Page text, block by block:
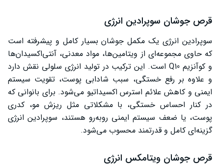
قرص جوشان سوپرادین انرژی
سوپرادین انرژی یک مکمل جوشان بسیار کامل و پیشرفته است
که حاوی مجموعه‌ای از ویتامین‌ها، مواد معدنی، آنتی‌اکسیدان‌ها
و کوآنزیم Q10 است. این ترکیب در تولید انرژی سلولی نقش دارد
و علاوه بر رفع خستگی، سبب شادابی پوست، تقویت سیستم
ایمنی و کاهش علائم استرس اکسیداتیو می‌شود. برای بانوانی که
در کنار احساس خستگی، با مشکلاتی مثل ریزش مو، کدری
پوست، یا ضعف سیستم ایمنی روبه‌رو هستند، سوپرادین انرژی
گزینه‌ای کامل و قدرتمند محسوب می‌شود.
قرص جوشان ویتامکس انرژی